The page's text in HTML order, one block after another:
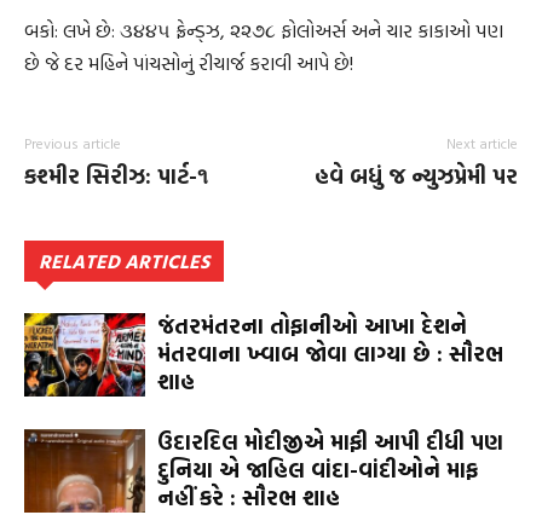
બકો: લખે છે: ૩૪૪૫ ફ્રેન્ડ્ઝ, ૨૨૭૮ ફોલોઅર્સ અને ચાર કાકાઓ પણ
છે જે દર મહિને પાંચસોનું રીચાર્જ કરાવી આપે છે!
Previous article
કશ્મીર સિરીઝ: પાર્ટ-૧
Next article
હવે બધું જ ન્યુઝપ્રેમી પર
RELATED ARTICLES
જંતરમંતરના તોફાનીઓ આખા દેશને
મંતરવાના ખ્વાબ જોવા લાગ્યા છે : સૌરભ
શાહ
ઉદારદિલ મોદીજીએ માફી આપી દીધી પણ
દુનિયા એ જાહિલ વાંદા-વાંદીઓને માફ
નહીં કરે : સૌરભ શાહ